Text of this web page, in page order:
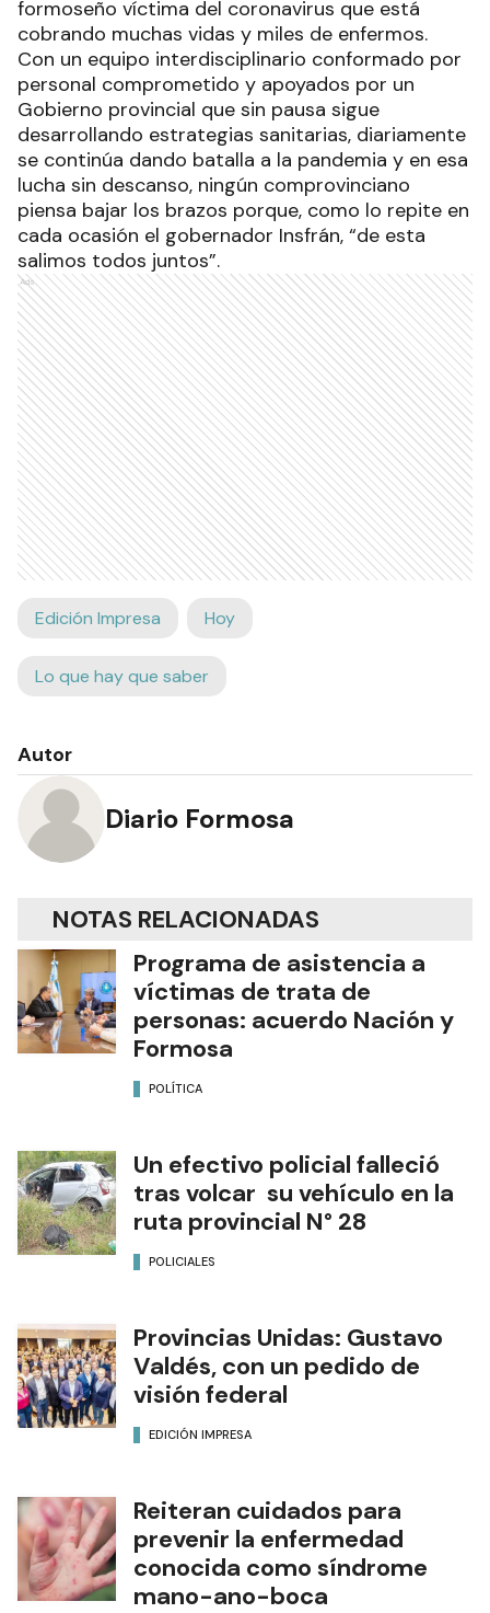
formoseño víctima del coronavirus que está
cobrando muchas vidas y miles de enfermos.
Con un equipo interdisciplinario conformado por
personal comprometido y apoyados por un
Gobierno provincial que sin pausa sigue
desarrollando estrategias sanitarias, diariamente
se continúa dando batalla a la pandemia y en esa
lucha sin descanso, ningún comprovinciano
piensa bajar los brazos porque, como lo repite en
cada ocasión el gobernador Insfrán, “de esta
salimos todos juntos”.
Ads
Edición Impresa Hoy
Lo que hay que saber
Autor
Diario Formosa
NOTAS RELACIONADAS
Programa de asistencia a
víctimas de trata de
personas: acuerdo Nación y
Formosa
POLÍTICA
Un efectivo policial falleció
tras volcar su vehículo en la
ruta provincial N° 28
POLICIALES
Provincias Unidas: Gustavo
Valdés, con un pedido de
visión federal
EDICIÓN IMPRESA
Reiteran cuidados para
prevenir la enfermedad
conocida como síndrome
mano-ano-boca